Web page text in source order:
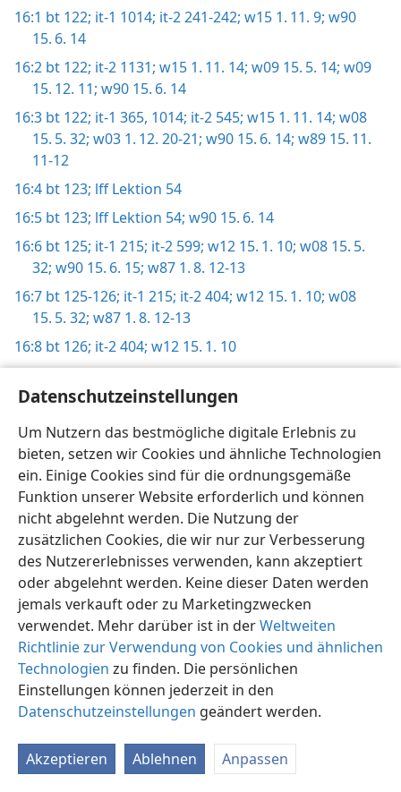
Datenschutzeinstellungen
Um Nutzern das bestmögliche digitale Erlebnis zu
bieten, setzen wir Cookies und ähnliche Technologien
ein. Einige Cookies sind für die ordnungsgemäße
Funktion unserer Website erforderlich und können
nicht abgelehnt werden. Die Nutzung der
zusätzlichen Cookies, die wir nur zur Verbesserung
des Nutzererlebnisses verwenden, kann akzeptiert
oder abgelehnt werden. Keine dieser Daten werden
jemals verkauft oder zu Marketingzwecken
verwendet. Mehr darüber ist in derWeltweiten
Richtlinie zur Verwendung von Cookies und ähnlichen
Technologien zu finden. Die persönlichen
Einstellungen können jederzeit in den
Datenschutzeinstellungen geändert werden.
Akzeptieren Ablehnen Anpassen
16:1 bt 122; it-1 1014; it-2 241-242; w15 1. 11. 9; w90
15. 6. 14
16:2 bt 122; it-2 1131; w15 1. 11. 14; w09 15. 5. 14; w09
15. 12. 11; w90 15. 6. 14
16:3 bt 122; it-1 365, 1014; it-2 545; w15 1. 11. 14; w08
15. 5. 32; w03 1. 12. 20-21; w90 15. 6. 14; w89 15. 11.
11-12
16:4 bt 123; lff Lektion 54
16:5 bt 123; lff Lektion 54; w90 15. 6. 14
16:6 bt 125; it-1 215; it-2 599; w12 15. 1. 10; w08 15. 5.
32; w90 15. 6. 15; w87 1. 8. 12-13
16:7 bt 125-126; it-1 215; it-2 404; w12 15. 1. 10; w08
15. 5. 32; w87 1. 8. 12-13
16:8 bt 126; it-2 404; w12 15. 1. 10
16:10bt 12,126;it-2 1160-1161;w07 15. 11. 18
16:11bt 124;g97 22. 8. 16-18
16:12it-2 590;g97 22. 8. 16-18;w96 15. 9. 27;w90 15. 6.
15;si 223
16:13 it-2 591;w96 15. 9. 27;g91 22. 3. 26-27;
15-16
16:14bt 132;it-2 240-241,1118;w96 15. 9. 26-27;w90
15. 6. 15-16
16:15 bt 132;it-2 1095;w07 15. 3. 32;lr 95;w96 15. 9. 27-
28
16:16 it-1 1011;it-2 993-994,1277;w95 1. 11. 6-7;
15. 6. 16;pe 95-96
16:17w94 1. 4. 31;w90 15. 6. 16
16:18w95 1. 11. 7;w94 1. 4. 31;w90 15. 6. 16
16:20 nwt 1890; w96 15. 9. 28;
g91 22. 3. 27